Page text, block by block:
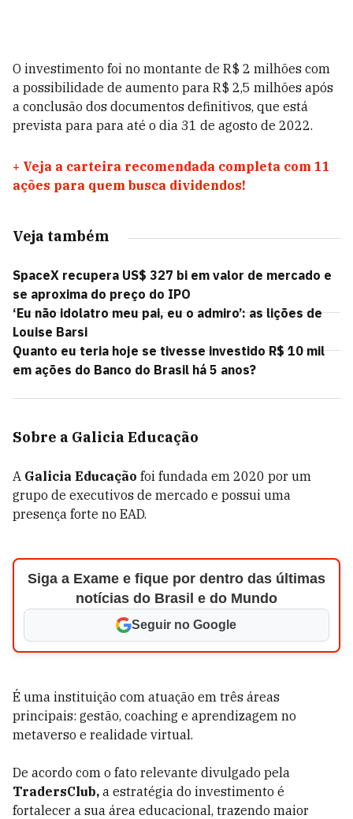
O investimento foi no montante de R$ 2 milhões com
a possibilidade de aumento para R$ 2,5 milhões após
a conclusão dos documentos definitivos, que está
prevista para para até o dia 31 de agosto de 2022.
+ Veja a carteira recomendada completa com 11
ações para quem busca dividendos!
Veja também
SpaceX recupera US$ 327 bi em valor de mercado e
se aproxima do preço do IPO
‘Eu não idolatro meu pai, eu o admiro’: as lições de
Louise Barsi
Quanto eu teria hoje se tivesse investido R$ 10 mil
em ações do Banco do Brasil há 5 anos?
Sobre a Galicia Educação
A Galicia Educação foi fundada em 2020 por um
grupo de executivos de mercado e possui uma
presença forte no EAD.
Siga a Exame e fique por dentro das últimas
notícias do Brasil e do Mundo
Seguir no Google
É uma instituição com atuação em três áreas
principais: gestão, coaching e aprendizagem no
metaverso e realidade virtual.
De acordo com o fato relevante divulgado pela
TradersClub, a estratégia do investimento é
fortalecer a sua área educacional, trazendo maior